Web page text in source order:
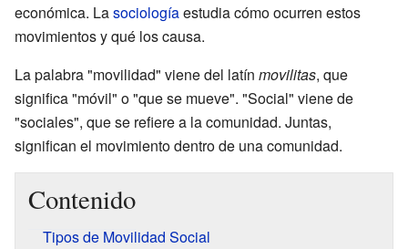
económica. Lasociologíaestudia cómo ocurren estos
movimientos y qué los causa.
La palabra "movilidad" viene del latín movilitas, que
significa "móvil" o "que se mueve". "Social" viene de
"sociales", que se refiere a la comunidad. Juntas,
significan el movimiento dentro de una comunidad.
Contenido
Tipos de Movilidad Social